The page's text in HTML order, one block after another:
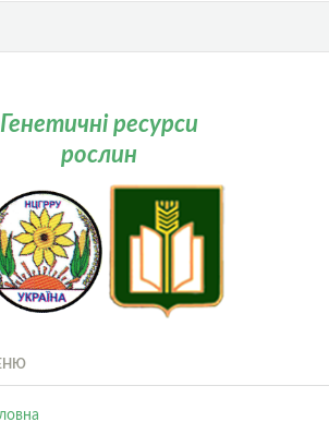
Генетичні ресурси
рослин